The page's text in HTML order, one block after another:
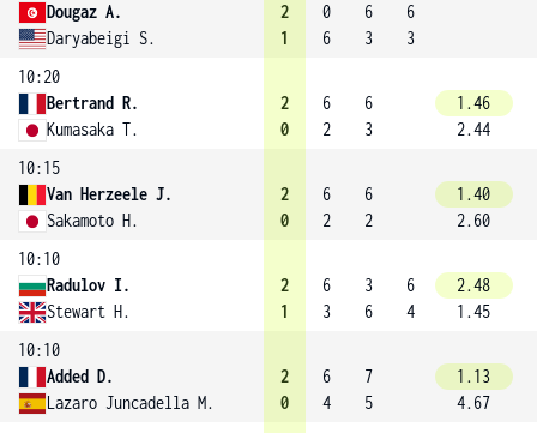
Dougaz A.
Daryabeigi S.
2
1
0
6
6
3
6
3
10:20
Bertrand R.
Kumasaka T.
2
0
6
2
6
3
1.46
2.44
10:15
Van Herzeele J.
Sakamoto H.
2
0
6
2
6
2
1.40
2.60
10:10
Radulov I.
Stewart H.
2
1
6
3
3
6
6
4
2.48
1.45
10:10
Added D.
Lazaro Juncadella M.
2
0
6
4
7
5
1.13
4.67